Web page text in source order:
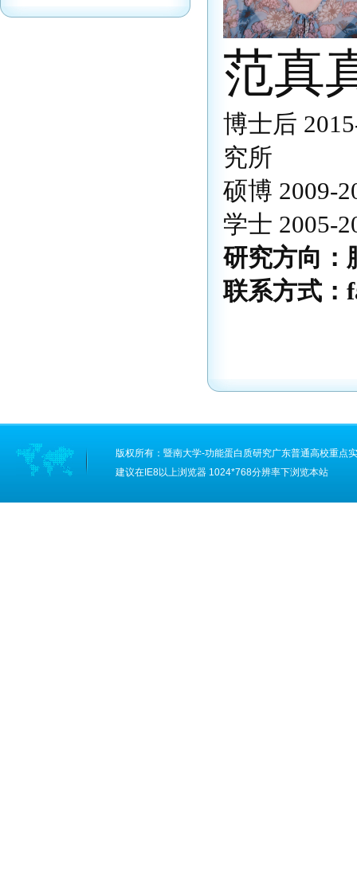
范真
博士后
究所
硕博 2009-
学士 2005-
研究方向：
联系方式
版权所有： 暨南大学-功能蛋白质研究广东普通高校重点
建议在IE8以上浏览器 1024*768分辨率下浏览本站